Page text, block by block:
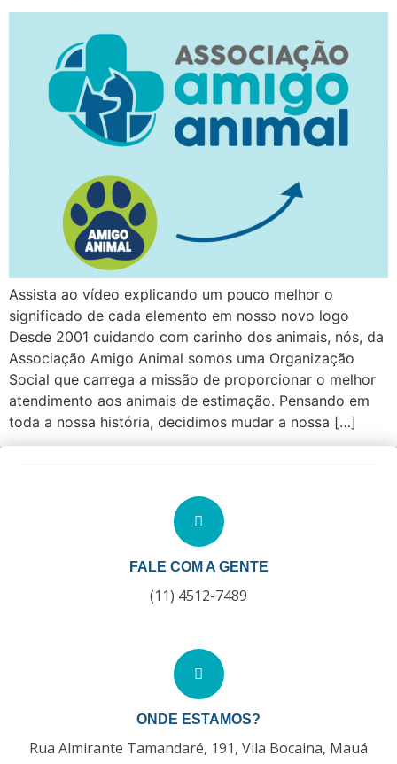
Assista ao vídeo explicando um pouco melhor o
significado de cada elemento em nosso novo logo
Desde 2001 cuidando com carinho dos animais, nós, da
Associação Amigo Animal somos uma Organização
Social que carrega a missão de proporcionar o melhor
atendimento aos animais de estimação. Pensando em
toda a nossa história, decidimos mudar a nossa […]
FALE COM A GENTE
(11) 4512-7489
ONDE ESTAMOS?
Rua Almirante Tamandaré, 191, Vila Bocaina, Mauá